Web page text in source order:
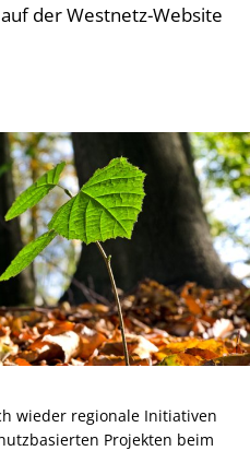
der Westnetz-Website
wieder regionale Initiativen
Projekten beim